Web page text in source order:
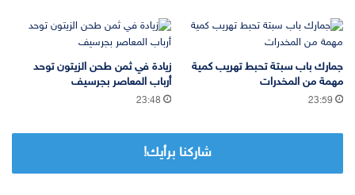
جمارك باب سبتة تحبط تهريب كمية
مهمة من المخدرات
23:59
زيادة في ثمن طحن الزيتون توحد
أرباب المعاصر بجرسيف
23:48
شاركنا برأيك!